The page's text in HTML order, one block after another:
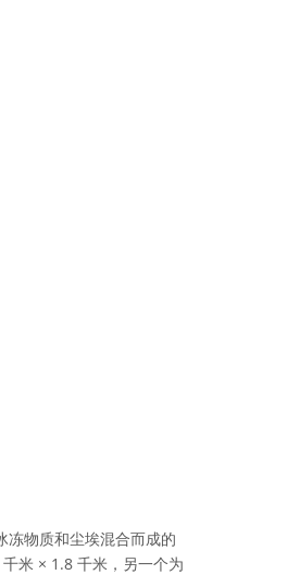
物质和尘埃混合而成的
米 × 1.8 千米，另一个为